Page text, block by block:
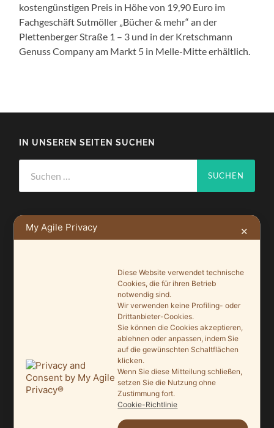
kostengünstigen Preis in Höhe von 19,90 Euro im
Fachgeschäft Sutmöller „Bücher & mehr“ an der
Plettenberger Straße 1 – 3 und in der Kretschmann
Genuss Company am Markt 5 in Melle-Mitte erhältlich.
IN UNSEREN SEITEN SUCHEN
nach:
Ein Leuchtturmprojekt für mehr Artenvielfalt
Saisonauftakt nach Maß im Grönegau-Museum
Melle punktet beim „Tag des offenen Denkmals“
27. September 2025
Ein Schaufenster der Denkmalpflege
My Agile Privacy ✕
Diese Website verwendet technische
Cookies, die für ihren Betrieb
notwendig sind.
Wir verwenden keine Profiling- oder
Drittanbieter-Cookies.
Sie können die Cookies akzeptieren,
ablehnen oder anpassen, indem Sie
auf die gewünschten Schaltflächen
klicken.
Wenn Sie diese Mitteilung schließen,
setzen Sie die Nutzung ohne
Zustimmung fort.
Cookie-Richtlinie